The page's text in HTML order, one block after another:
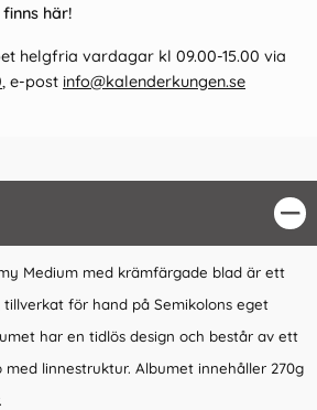
här!
helgfria vardagar kl 09.00-15.00 via
, e-post info@kalenderkungen.se
Medium med krämfärgade blad är ett
för hand på Semikolons eget
har en tidlös design och består av ett
linnestruktur. Albumet innehåller 270g